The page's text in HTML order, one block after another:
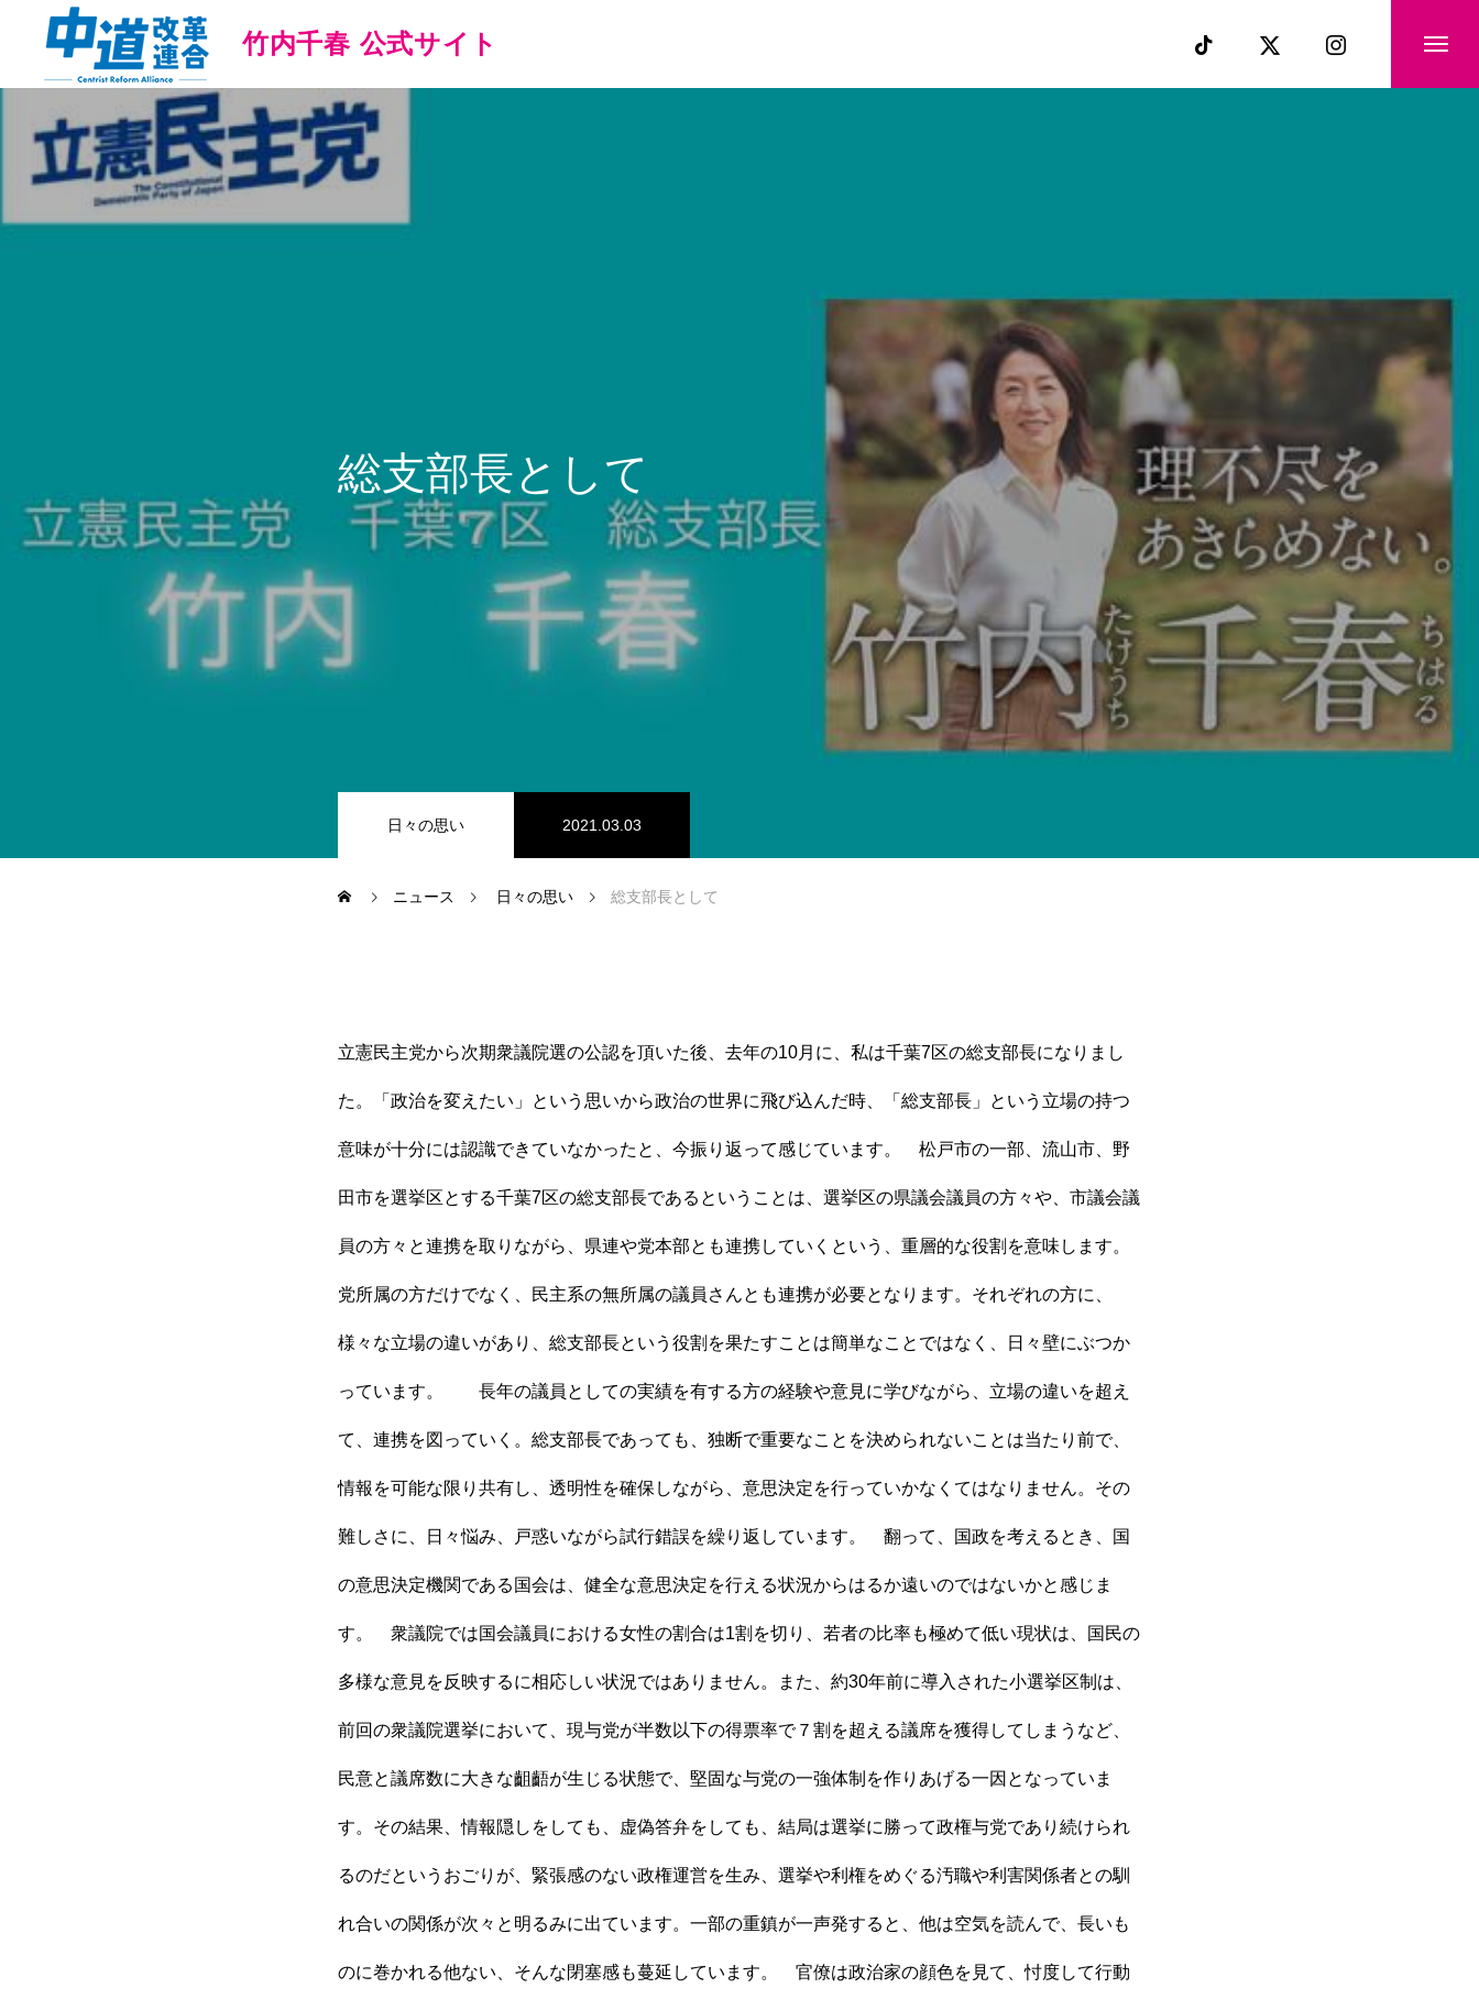
竹内千春 公式サイト
総支部長として
日々の思い 2021.03.03
ニュース 日々の思い 総支部長として
立憲民主党から次期衆議院選の公認を頂いた後、去年の10月に、私は千葉7区の総支部長になりまし
た。「政治を変えたい」という思いから政治の世界に飛び込んだ時、「総支部長」という立場の持つ
意味が十分には認識できていなかったと、今振り返って感じています。 松戸市の一部、流山市、野
田市を選挙区とする千葉7区の総支部長であるということは、選挙区の県議会議員の方々や、市議会議
員の方々と連携を取りながら、県連や党本部とも連携していくという、重層的な役割を意味します。
党所属の方だけでなく、民主系の無所属の議員さんとも連携が必要となります。それぞれの方に、
様々な立場の違いがあり、総支部長という役割を果たすことは簡単なことではなく、日々壁にぶつか
っています。 長年の議員としての実績を有する方の経験や意見に学びながら、立場の違いを超え
て、連携を図っていく。総支部長であっても、独断で重要なことを決められないことは当たり前で、
情報を可能な限り共有し、透明性を確保しながら、意思決定を行っていかなくてはなりません。その
難しさに、日々悩み、戸惑いながら試行錯誤を繰り返しています。 翻って、国政を考えるとき、国
の意思決定機関である国会は、健全な意思決定を行える状況からはるか遠いのではないかと感じま
す。 衆議院では国会議員における女性の割合は1割を切り、若者の比率も極めて低い現状は、国民の
多様な意見を反映するに相応しい状況ではありません。また、約30年前に導入された小選挙区制は、
前回の衆議院選挙において、現与党が半数以下の得票率で７割を超える議席を獲得してしまうなど、
民意と議席数に大きな齟齬が生じる状態で、堅固な与党の一強体制を作りあげる一因となっていま
す。その結果、情報隠しをしても、虚偽答弁をしても、結局は選挙に勝って政権与党であり続けられ
るのだというおごりが、緊張感のない政権運営を生み、選挙や利権をめぐる汚職や利害関係者との馴
れ合いの関係が次々と明るみに出ています。一部の重鎮が一声発すると、他は空気を読んで、長いも
のに巻かれる他ない、そんな閉塞感も蔓延しています。 官僚は政治家の顔色を見て、忖度して行動